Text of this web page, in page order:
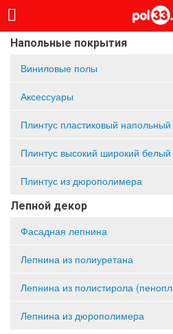
Напольные покрытия
Виниловые полы
Аксессуары
Плинтус пластиковый напольный
Плинтус высокий широкий
Плинтус из дюрополимера
Лепной декор
Фасадная лепнина
Лепнина из полиуретана
Лепнина из полистирола
Лепнина из дюрополимера